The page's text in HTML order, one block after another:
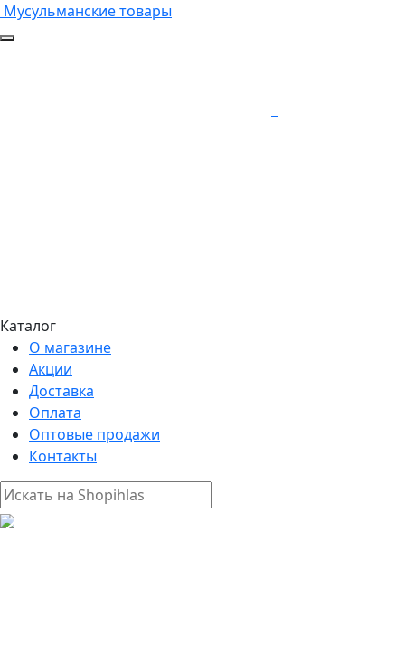
Мусульманские товары
Каталог
О магазине
Акции
Доставка
Оплата
Оптовые продажи
Контакты